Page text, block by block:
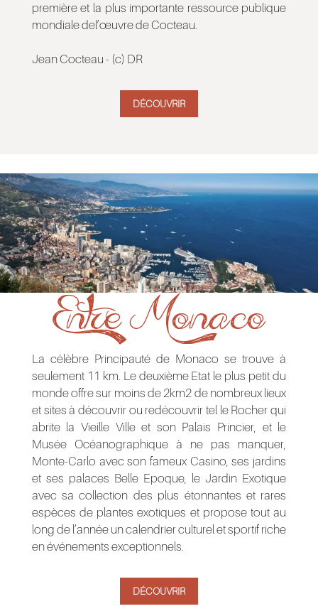
première et la plus importante ressource publique
mondiale del’œuvre de Cocteau.
Jean Cocteau - (c) DR
DÉCOUVRIR
Entre Monaco
La célèbre Principauté de Monaco se trouve à
seulement 11 km. Le deuxième Etat le plus petit du
monde offre sur moins de 2km2 de nombreux lieux
et sites à découvrir ou redécouvrir tel le Rocher qui
abrite la Vieille Ville et son Palais Princier, et le
Musée Océanographique à ne pas manquer,
Monte-Carlo avec son fameux Casino, ses jardins
et ses palaces Belle Epoque, le Jardin Exotique
avec sa collection des plus étonnantes et rares
espèces de plantes exotiques et propose tout au
long de l’année un calendrier culturel et sportif riche
en événements exceptionnels.
DÉCOUVRIR